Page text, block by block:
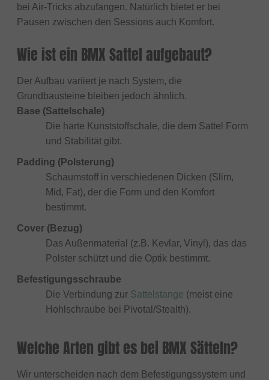
bei Air-Tricks abzufangen. Natürlich bietet er bei
Pausen zwischen den Sessions auch Komfort.
Wie ist ein BMX Sattel aufgebaut?
Der Aufbau variiert je nach System, die
Grundbausteine bleiben jedoch ähnlich.
Base (Sattelschale)
Die harte Kunststoffschale, die dem Sattel Form
und Stabilität gibt.
Padding (Polsterung)
Schaumstoff in verschiedenen Dicken (Slim,
Mid, Fat), der die Form und den Komfort
bestimmt.
Cover (Bezug)
Das Außenmaterial (z.B. Kevlar, Vinyl), das das
Polster schützt und die Optik bestimmt.
Befestigungsschraube
Die Verbindung zur Sattelstange (meist eine
Hohlschraube bei Pivotal/Stealth).
Welche Arten gibt es bei BMX Sätteln?
Wir unterscheiden nach dem Befestigungssystem und